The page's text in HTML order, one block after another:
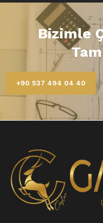
Bizimle
+90 537 494 04 40